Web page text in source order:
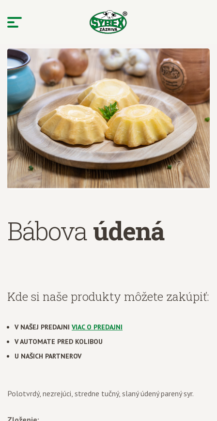
Bábovaúdená
Kde si naše produkty môžete zakúpiť:
V NAŠEJ PREDAJNI VIAC O PREDAJNI
V AUTOMATE PRED KOLIBOU
U NAŠICH PARTNEROV
Polotvrdý, nezrejúci, stredne tučný, slaný údený parený syr.